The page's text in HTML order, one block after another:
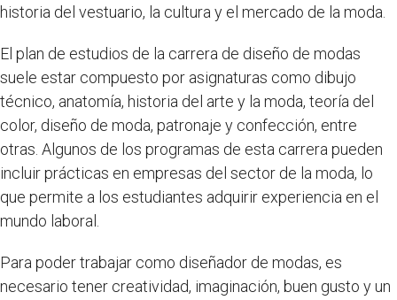
historia del vestuario, la cultura y el mercado de la moda.
El plan de estudios de la carrera de diseño de modas
suele estar compuesto por asignaturas como dibujo
técnico, anatomía, historia del arte y la moda, teoría del
color, diseño de moda, patronaje y confección, entre
otras. Algunos de los programas de esta carrera pueden
incluir prácticas en empresas del sector de la moda, lo
que permite a los estudiantes adquirir experiencia en el
mundo laboral.
Para poder trabajar como diseñador de modas, es
necesario tener creatividad, imaginación, buen gusto y un